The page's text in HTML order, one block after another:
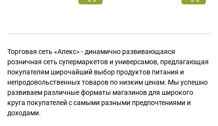
Торговая сеть «Апекс» - динамично развивающаяся
розничная сеть супермаркетов и универсамов, предлагающая
покупателям широчайший выбор продуктов питания и
непродовольственных товаров по низким ценам. Мы успешно
развиваем различные форматы магазинов для широкого
круга покупателей с самыми разными предпочтениями и
доходами.